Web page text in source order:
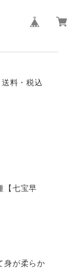
料・税込
【七宝早
身が柔らか